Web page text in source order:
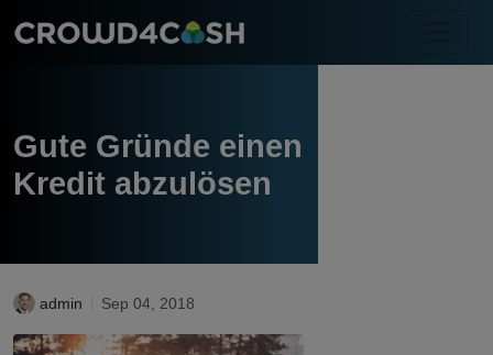
Gute Gründe einen
Kredit abzulösen
admin Sep 04, 2018